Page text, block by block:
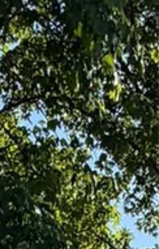
Bambinis bis zu den Hauptläufern zeigten alle Tei